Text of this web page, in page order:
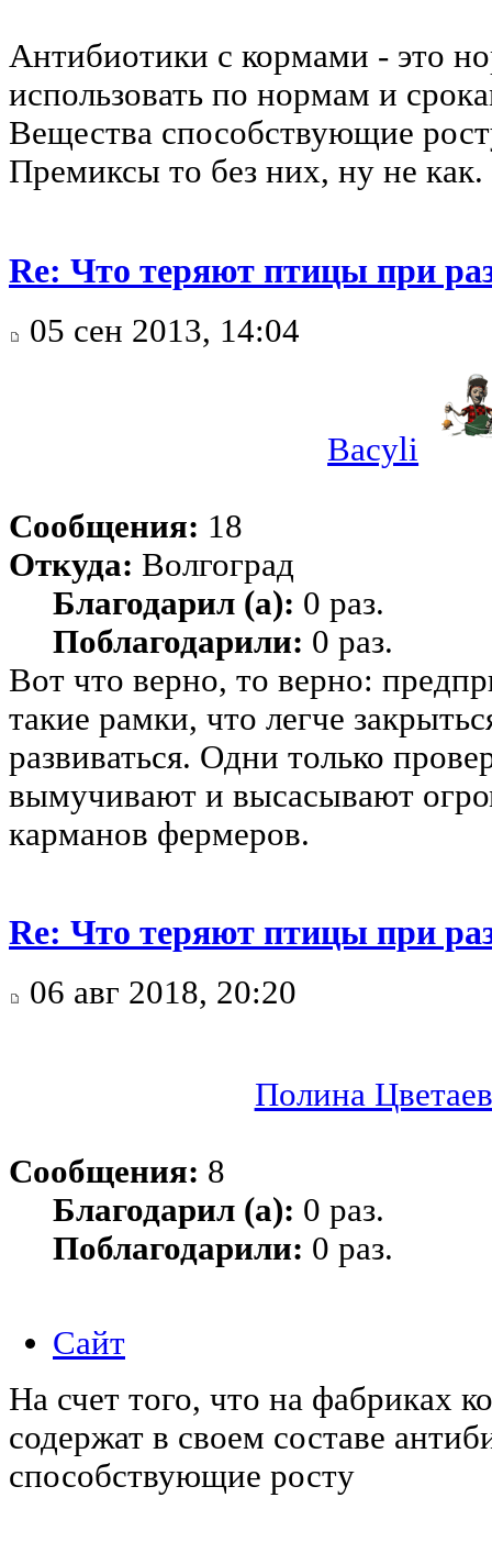
Антибиотики с кормами - это
использовать по нормам и
Вещества способствующие
Премиксы то без них, ну не как.
Re: Что теряют птицы при
05 сен 2013, 14:04
Bacyli
Сообщения: 18
Откуда: Волгоград
Благодарил (а): 0 раз.
Поблагодарили: 0 раз.
Вот что верно, то верно:
такие рамки, что легче
развиваться. Одни только
вымучивают и высасывают
карманов фермеров.
Re: Что теряют птицы при
06 авг 2018, 20:20
Полина
Сообщения: 8
Благодарил (а): 0 раз.
Поблагодарили: 0 раз.
Сайт
На счет того, что на фабриках
содержат в своем составе
способствующие росту